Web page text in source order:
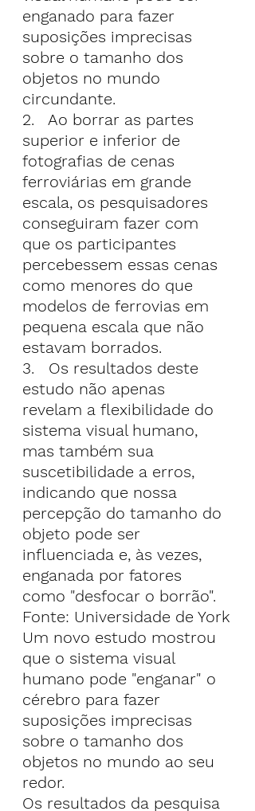
enganado para fazer
suposições imprecisas
sobre o tamanho dos
objetos no mundo
circundante.
2.   Ao borrar as partes
superior e inferior de
fotografias de cenas
ferroviárias em grande
escala, os pesquisadores
conseguiram fazer com
que os participantes
percebessem essas cenas
como menores do que
modelos de ferrovias em
pequena escala que não
estavam borrados.
3.   Os resultados deste
estudo não apenas
revelam a flexibilidade do
sistema visual humano,
mas também sua
suscetibilidade a erros,
indicando que nossa
percepção do tamanho do
objeto pode ser
influenciada e, às vezes,
enganada por fatores
como "desfocar o borrão".
Fonte: Universidade de York
Um novo estudo mostrou
que o sistema visual
humano pode "enganar" o
cérebro para fazer
suposições imprecisas
sobre o tamanho dos
objetos no mundo ao seu
redor.
Os resultados da pesquisa